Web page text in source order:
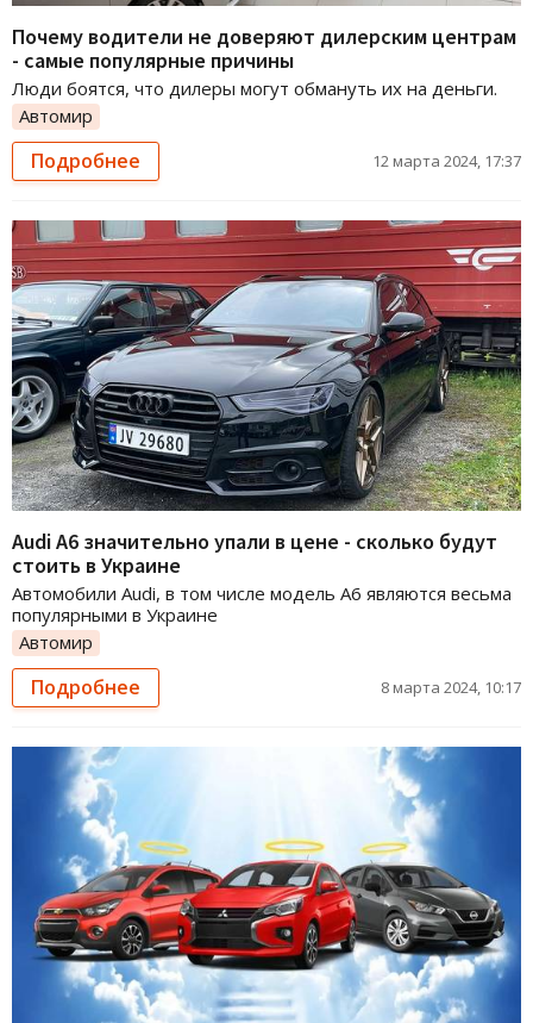
Почему водители не доверяют дилерским центрам
- самые популярные причины
Люди боятся, что дилеры могут обмануть их на деньги.
Автомир
Подробнее 12 марта 2024, 17:37
Audi A6 значительно упали в цене - сколько будут
стоить в Украине
Автомобили Audi, в том числе модель A6 являются весьма
популярными в Украине
Автомир
Подробнее 8 марта 2024, 10:17